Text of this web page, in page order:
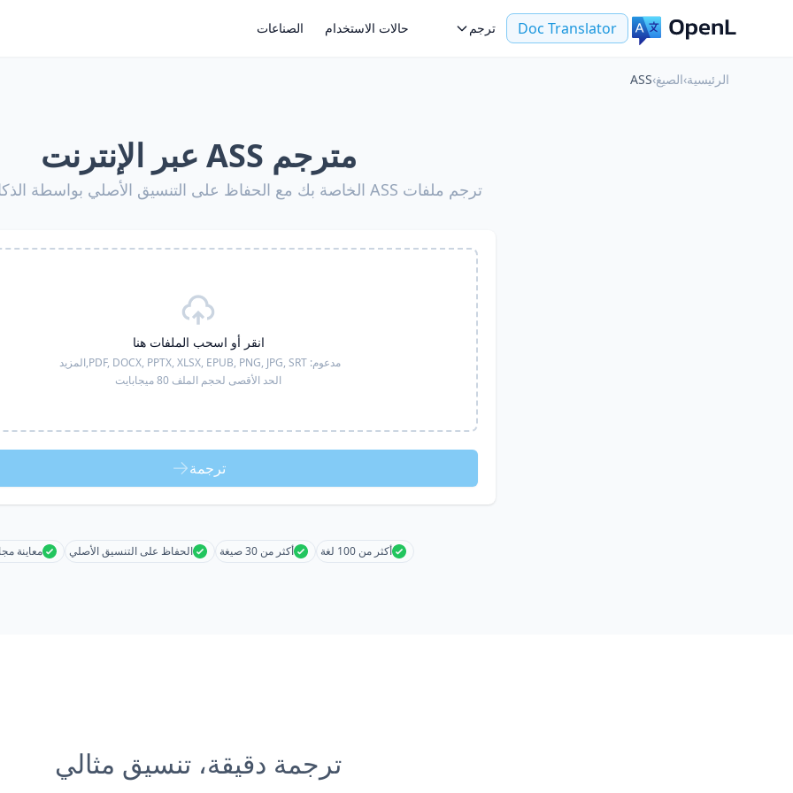
Doc Translator ترجم حالات الاستخدام الصناعات
الرئيسية›الصيغ›
ASS
مترجم ASS عبر الإنترنت
ترجم ملفات ASS الخاصة بك مع الحفاظ على التنسيق الأصلي بواسطة الذكاء الاصطناعي
انقر أو اسحب الملفات هنا
مدعوم: PDF, DOCX, PPTX, XLSX, EPUB, PNG, JPG, SRT, المزيد
الحد الأقصى لحجم الملف 80 ميجابايت
ترجمة
أكثر من 100 لغة أكثر من 30 صيغة الحفاظ على التنسيق الأصلي معاينة
ترجمة دقيقة، تنسيق مثالي